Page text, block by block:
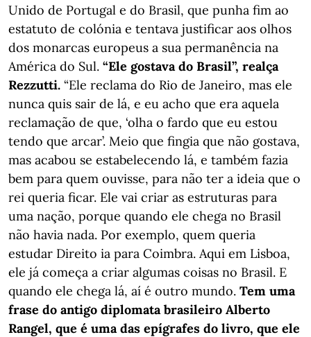
Unido de Portugal e do Brasil, que punha fim ao
estatuto de colónia e tentava justificar aos olhos
dos monarcas europeus a sua permanência na
América do Sul. “Ele gostava do Brasil”, realça
Rezzutti. “Ele reclama do Rio de Janeiro, mas ele
nunca quis sair de lá, e eu acho que era aquela
reclamação de que, ‘olha o fardo que eu estou
tendo que arcar’. Meio que fingia que não gostava,
mas acabou se estabelecendo lá, e também fazia
bem para quem ouvisse, para não ter a ideia que o
rei queria ficar. Ele vai criar as estruturas para
uma nação, porque quando ele chega no Brasil
não havia nada. Por exemplo, quem queria
estudar Direito ia para Coimbra. Aqui em Lisboa,
ele já começa a criar algumas coisas no Brasil. E
quando ele chega lá, aí é outro mundo. Tem uma
frase do antigo diplomata brasileiro Alberto
Rangel, que é uma das epígrafes do livro, que ele